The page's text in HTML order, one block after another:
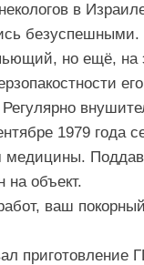
в
но ещё, на
1979 года
медицины.
на объект.
ваш
приготовление